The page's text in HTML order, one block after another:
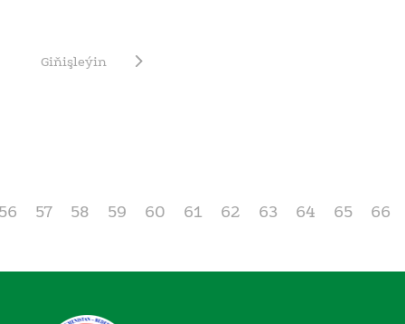
Giňişleýin
57 58 59 60 61 62 63 64 65 66